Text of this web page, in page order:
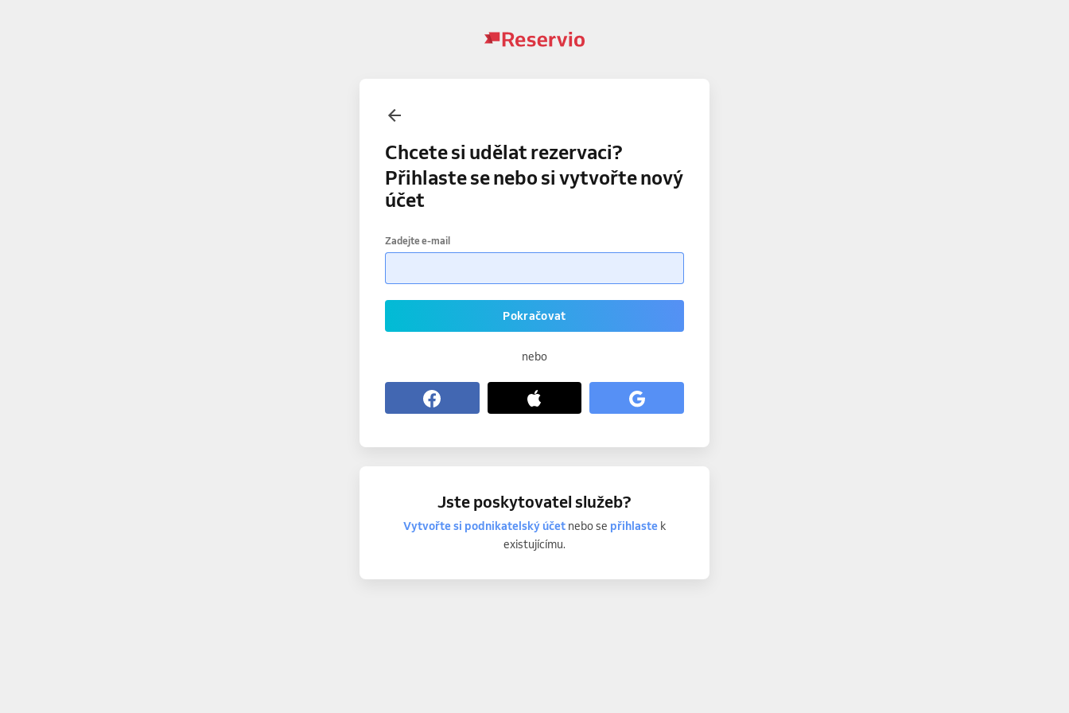
Chcete si udělat rezervaci?
Přihlaste se nebo si vytvořte nový
účet
Zadejte e-mail
Pokračovat
nebo
Jste poskytovatel služeb?
Vytvořte si podnikatelský účetnebo se přihlastek
existujícímu.